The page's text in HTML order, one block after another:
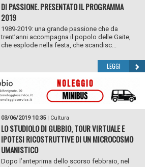
DI PASSIONE. PRESENTATO IL PROGRAMMA
2019
1989-2019: una grande passione che da
trent’anni accompagna il popolo delle Gaite,
che esplode nella festa, che scandisc...
LEGGI
03/06/2019 10:35| Cultura
LO STUDIOLO DI GUBBIO, TOUR VIRTUALE E
IPOTESI RICOSTRUTTIVE DI UN MICROCOSMO
UMANISTICO
Dopo l’anteprima dello scorso febbraio, nel